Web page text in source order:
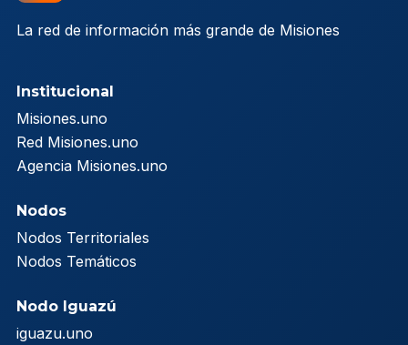
La red de información más grande de Misiones
Institucional
Misiones.uno
Red Misiones.uno
Agencia Misiones.uno
Nodos
Nodos Territoriales
Nodos Temáticos
Nodo Iguazú
iguazu.uno